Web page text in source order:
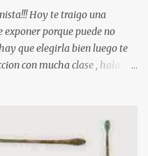
Hoy te traigo una
exponer porque puede no
que elegirla bien luego te
con mucha clase , hala
preciosos y joyas de sus
del estatus de quien los